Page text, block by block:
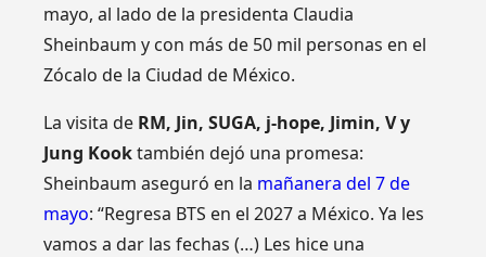
mayo, al lado de la presidenta Claudia
Sheinbaum y con más de 50 mil personas en el
Zócalo de la Ciudad de México.
La visita de RM, Jin, SUGA, j-hope, Jimin, V y
Jung Kooktambién dejó una promesa:
Sheinbaum aseguró en la mañanera del 7 de
mayo: “Regresa BTS en el 2027 a México. Ya les
vamos a dar las fechas (…) Les hice una